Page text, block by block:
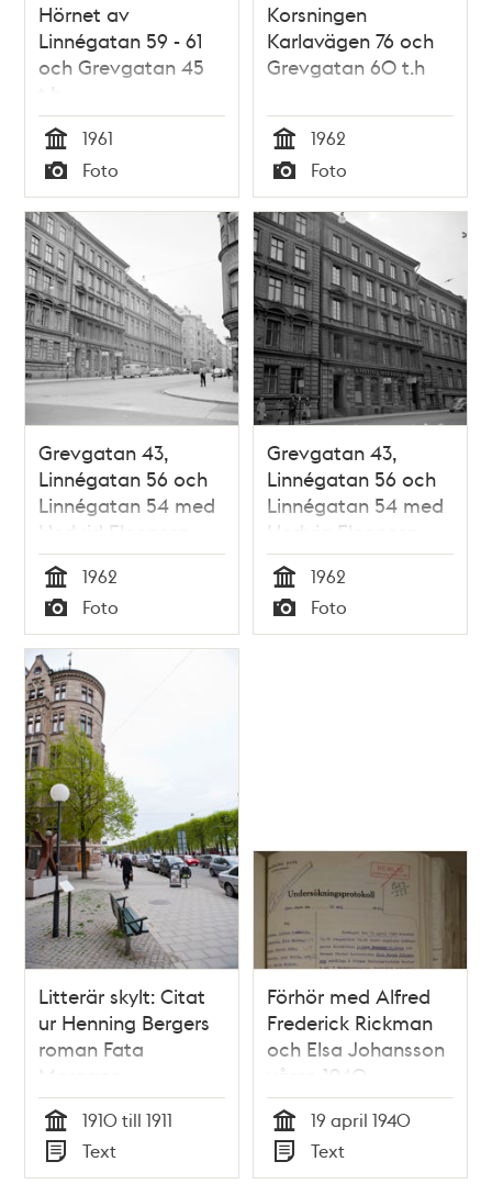
Hörnet av
Linnégatan 59 - 61
och Grevgatan 45
t.h.
Tid
1961
Typ
Foto
Korsningen
Karlavägen 76 och
Grevgatan 60 t.h
Tid
1962
Typ
Foto
Grevgatan 43,
Linnégatan 56 och
Linnégatan 54 med
Hedvid Eleonora
folkskola
Tid
1962
Typ
Foto
Grevgatan 43,
Linnégatan 56 och
Linnégatan 54 med
Hedvig Eleonora
folkskola
Tid
1962
Typ
Foto
Litterär skylt: Citat
ur Henning Bergers
roman Fata
Morgana
Tid
1910 till 1911
Typ
Text
Förhör med Alfred
Frederick Rickman
och Elsa Johansson
våren 1940
Tid
19 april 1940
Typ
Text